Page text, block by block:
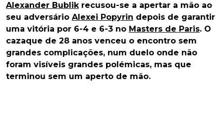
Alexander Bublikrecusou-se a apertar a mão ao
seu adversário Alexei Popyrin depois de garantir
uma vitória por 6-4 e 6-3 no Masters de Paris. O
cazaque de 28 anos venceu o encontro sem
grandes complicações, num duelo onde não
foram visíveis grandes polémicas, mas que
terminou sem um aperto de mão.